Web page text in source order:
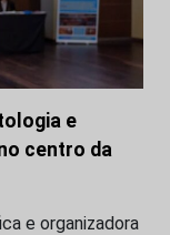
e
centro da
e organizadora